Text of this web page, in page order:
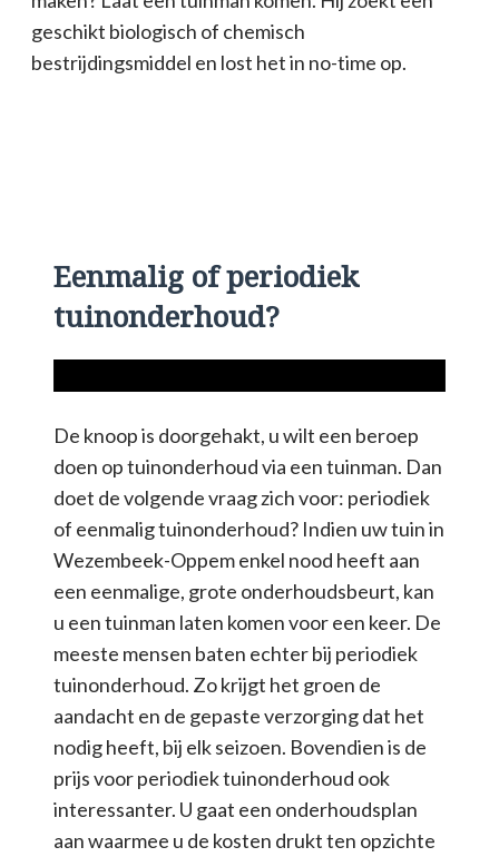
geschikt biologisch of chemisch
bestrijdingsmiddel en lost het in no-time op.
Eenmalig of periodiek
tuinonderhoud?
De knoop is doorgehakt, u wilt een beroep
doen op tuinonderhoud via een tuinman. Dan
doet de volgende vraag zich voor: periodiek
of eenmalig tuinonderhoud? Indien uw tuin in
Wezembeek-Oppem enkel nood heeft aan
een eenmalige, grote onderhoudsbeurt, kan
u een tuinman laten komen voor een keer. De
meeste mensen baten echter bij periodiek
tuinonderhoud. Zo krijgt het groen de
aandacht en de gepaste verzorging dat het
nodig heeft, bij elk seizoen. Bovendien is de
prijs voor periodiek tuinonderhoud ook
interessanter. U gaat een onderhoudsplan
aan waarmee u de kosten drukt ten opzichte